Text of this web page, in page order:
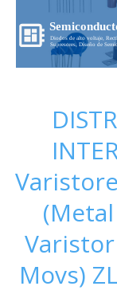
Diodos de alto voltaje,
Supresores, Diseño de
Varistor
Movs)